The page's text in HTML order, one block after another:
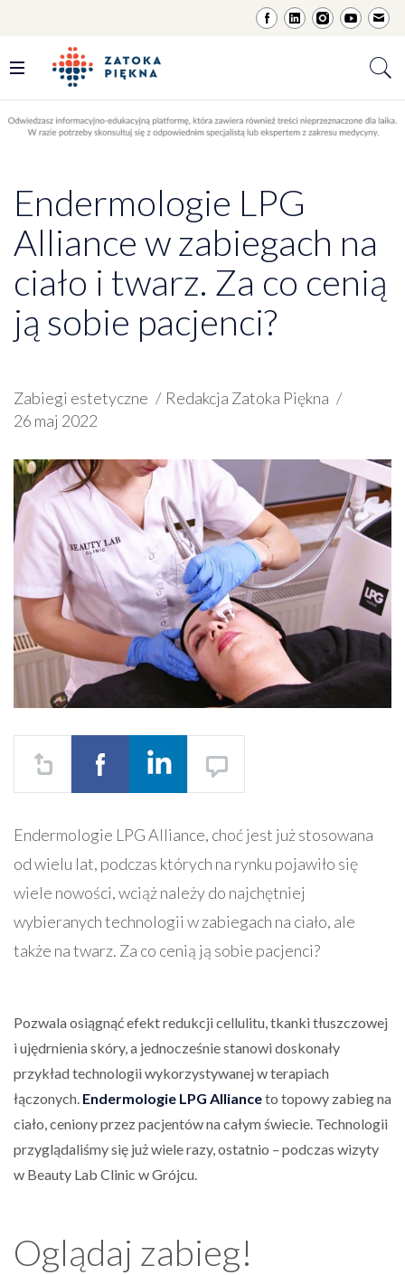
Endermologie LPG
Alliance w zabiegach na
ciało i twarz. Za co cenią
ją sobie pacjenci?
Zabiegi estetyczne
Redakcja Zatoka Piękna
26 maj 2022
Endermologie LPG Alliance, choć jest już stosowana
od wielu lat, podczas których na rynku pojawiło się
wiele nowości, wciąż należy do najchętniej
wybieranych technologii w zabiegach na ciało, ale
także na twarz. Za co cenią ją sobie pacjenci?
Pozwala osiągnąć efekt redukcji cellulitu, tkanki tłuszczowej
i ujędrnienia skóry, a jednocześnie stanowi doskonały
przykład technologii wykorzystywanej w terapiach
łączonych. Endermologie LPG Allianceto topowy zabieg na
ciało, ceniony przez pacjentów na całym świecie. Technologii
przyglądaliśmy się już wiele razy, ostatnio – podczas wizyty
w Beauty Lab Clinic w Grójcu.
Oglądaj zabieg!